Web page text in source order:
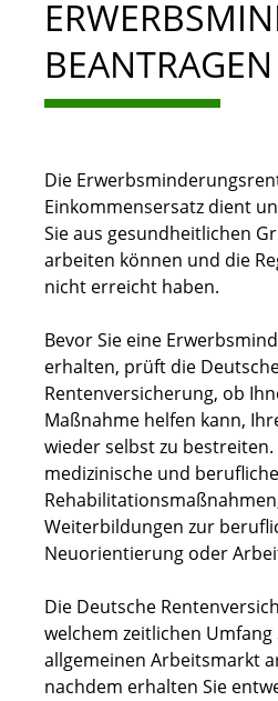
BEANTRAGEN
Die
Einkommensersatz dient
Sie aus gesundheitlichen
arbeiten können und die
nicht erreicht haben.
Bevor Sie eine
erhalten, prüft die
Rentenversicherung, ob
Maßnahme helfen kann,
wieder selbst zu bestreiten.
medizinische und berufliche
Weiterbildungen zur
Neuorientierung oder
Die Deutsche
welchem zeitlichen Umfang
allgemeinen Arbeitsmarkt
nachdem erhalten Sie